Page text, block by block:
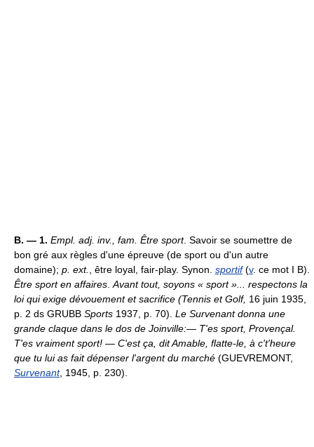
B. — 1. Empl. adj. inv., fam. Être sport. Savoir se soumettre de
bon gré aux règles d'une épreuve (de sport ou d'un autre
domaine); p. ext. , être loyal, fair-play. Synon. sportif(v. ce mot I B).
Être sport en affaires Avant tout, soyons « sport »... respectons la
loi qui exige dévouement et sacrifice (Tennis et Golf, 16 juin 1935,
p. 2 ds GRUBB Sports 1937, p. 70). Le Survenant donna une
grande claque dans le dos de Joinville:— T'es sport, Provençal.
T'es vraiment sport! — C'est ça, dit Amable, flatte-le, à c't'heure
que tu lui as fait dépenser l'argent du marché (GUEVREMONT,
Survenant, 1945, p. 230).